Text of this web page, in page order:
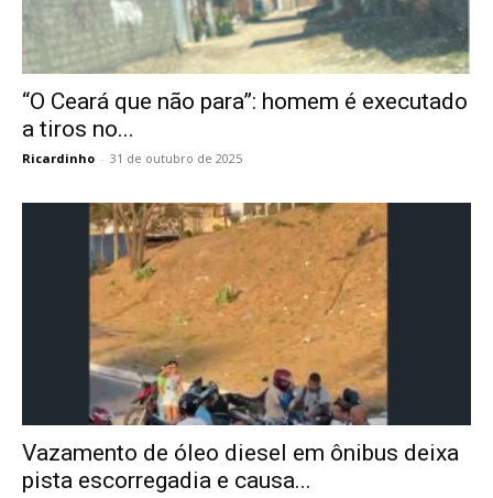
“O Ceará que não para”: homem é executado
a tiros no...
Ricardinho - 31 de outubro de 2025
Vazamento de óleo diesel em ônibus deixa
pista escorregadia e causa...